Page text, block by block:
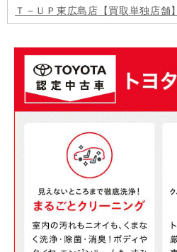
Ｔ－ＵＰ東広島店【買取単独店舗】